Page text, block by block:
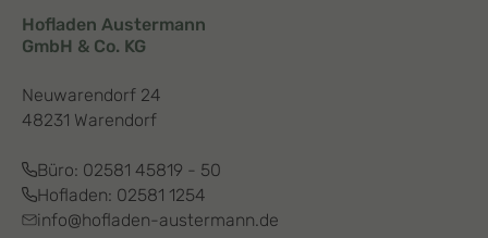
Hofladen Austermann
GmbH & Co. KG
Neuwarendorf 24
48231 Warendorf
Büro: 02581 45819 - 50
Hofladen: 02581 1254
info@hofladen-austermann.de